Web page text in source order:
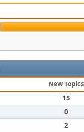
New Topics
15
0
2